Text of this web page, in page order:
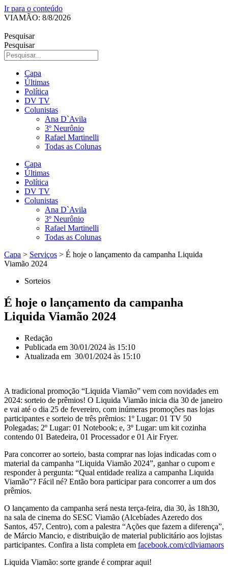
Ir para o conteúdo
VIAMÃO: 8/8/2026
Pesquisar
Pesquisar
Capa
Últimas
Política
DV TV
Colunistas
Ana D`Avila
3º Neurônio
Rafael Martinelli
Todas as Colunas
Capa
Últimas
Política
DV TV
Colunistas
Ana D`Avila
3º Neurônio
Rafael Martinelli
Todas as Colunas
Capa > Serviços > É hoje o lançamento da campanha Liquida
Viamão 2024
Sorteios
É hoje o lançamento da campanha
Liquida Viamão 2024
Redação
Publicada em 30/01/2024 às 15:10
Atualizada em 30/01/2024 às 15:10
A tradicional promoção “Liquida Viamão” vem com novidades em
2024: sorteio de prêmios! O Liquida Viamão inicia dia 30 de janeiro
e vai até o dia 25 de fevereiro, com inúmeras promoções nas lojas
participantes e sorteio de três prêmios: 1º Lugar: 01 TV 50
Polegadas; 2º Lugar: 01 Notebook; e, 3º Lugar: um kit cozinha
contendo 01 Batedeira, 01 Processador e 01 Air Fryer.
Para concorrer ao sorteio, basta comprar nas lojas indicadas com o
material da campanha “Liquida Viamão 2024”, ganhar o cupom e
responder à pergunta: “Qual entidade realiza a campanha Liquida
Viamão”? Fácil né? Então bora participar para concorrer a um dos
prêmios.
O lançamento da campanha será nesta terça-feira, dia 30, às 18h30,
na sala de cinema do SESC Viamão (Alcebíades Azeredo dos
Santos, 457, Centro), com a palestra “Ações que fazem a diferença”,
de Márcio Mancio, e distribuição de material publicitário aos lojistas
participantes. Confira a lista completa em facebook.com/cdlviamaors
Liquida Viamão: sorte grande é comprar aqui!